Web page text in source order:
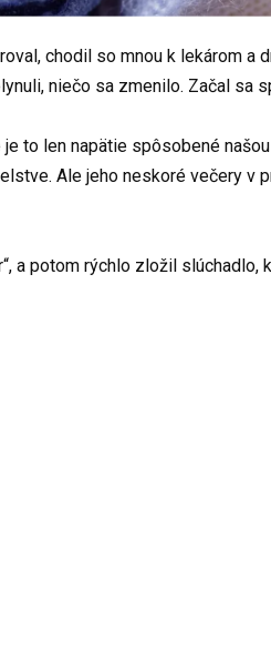
chodil so mnou k lekárom a
niečo sa zmenilo. Začal sa
to len napätie spôsobené
Ale jeho neskoré večery v
a potom rýchlo zložil slúchadlo,